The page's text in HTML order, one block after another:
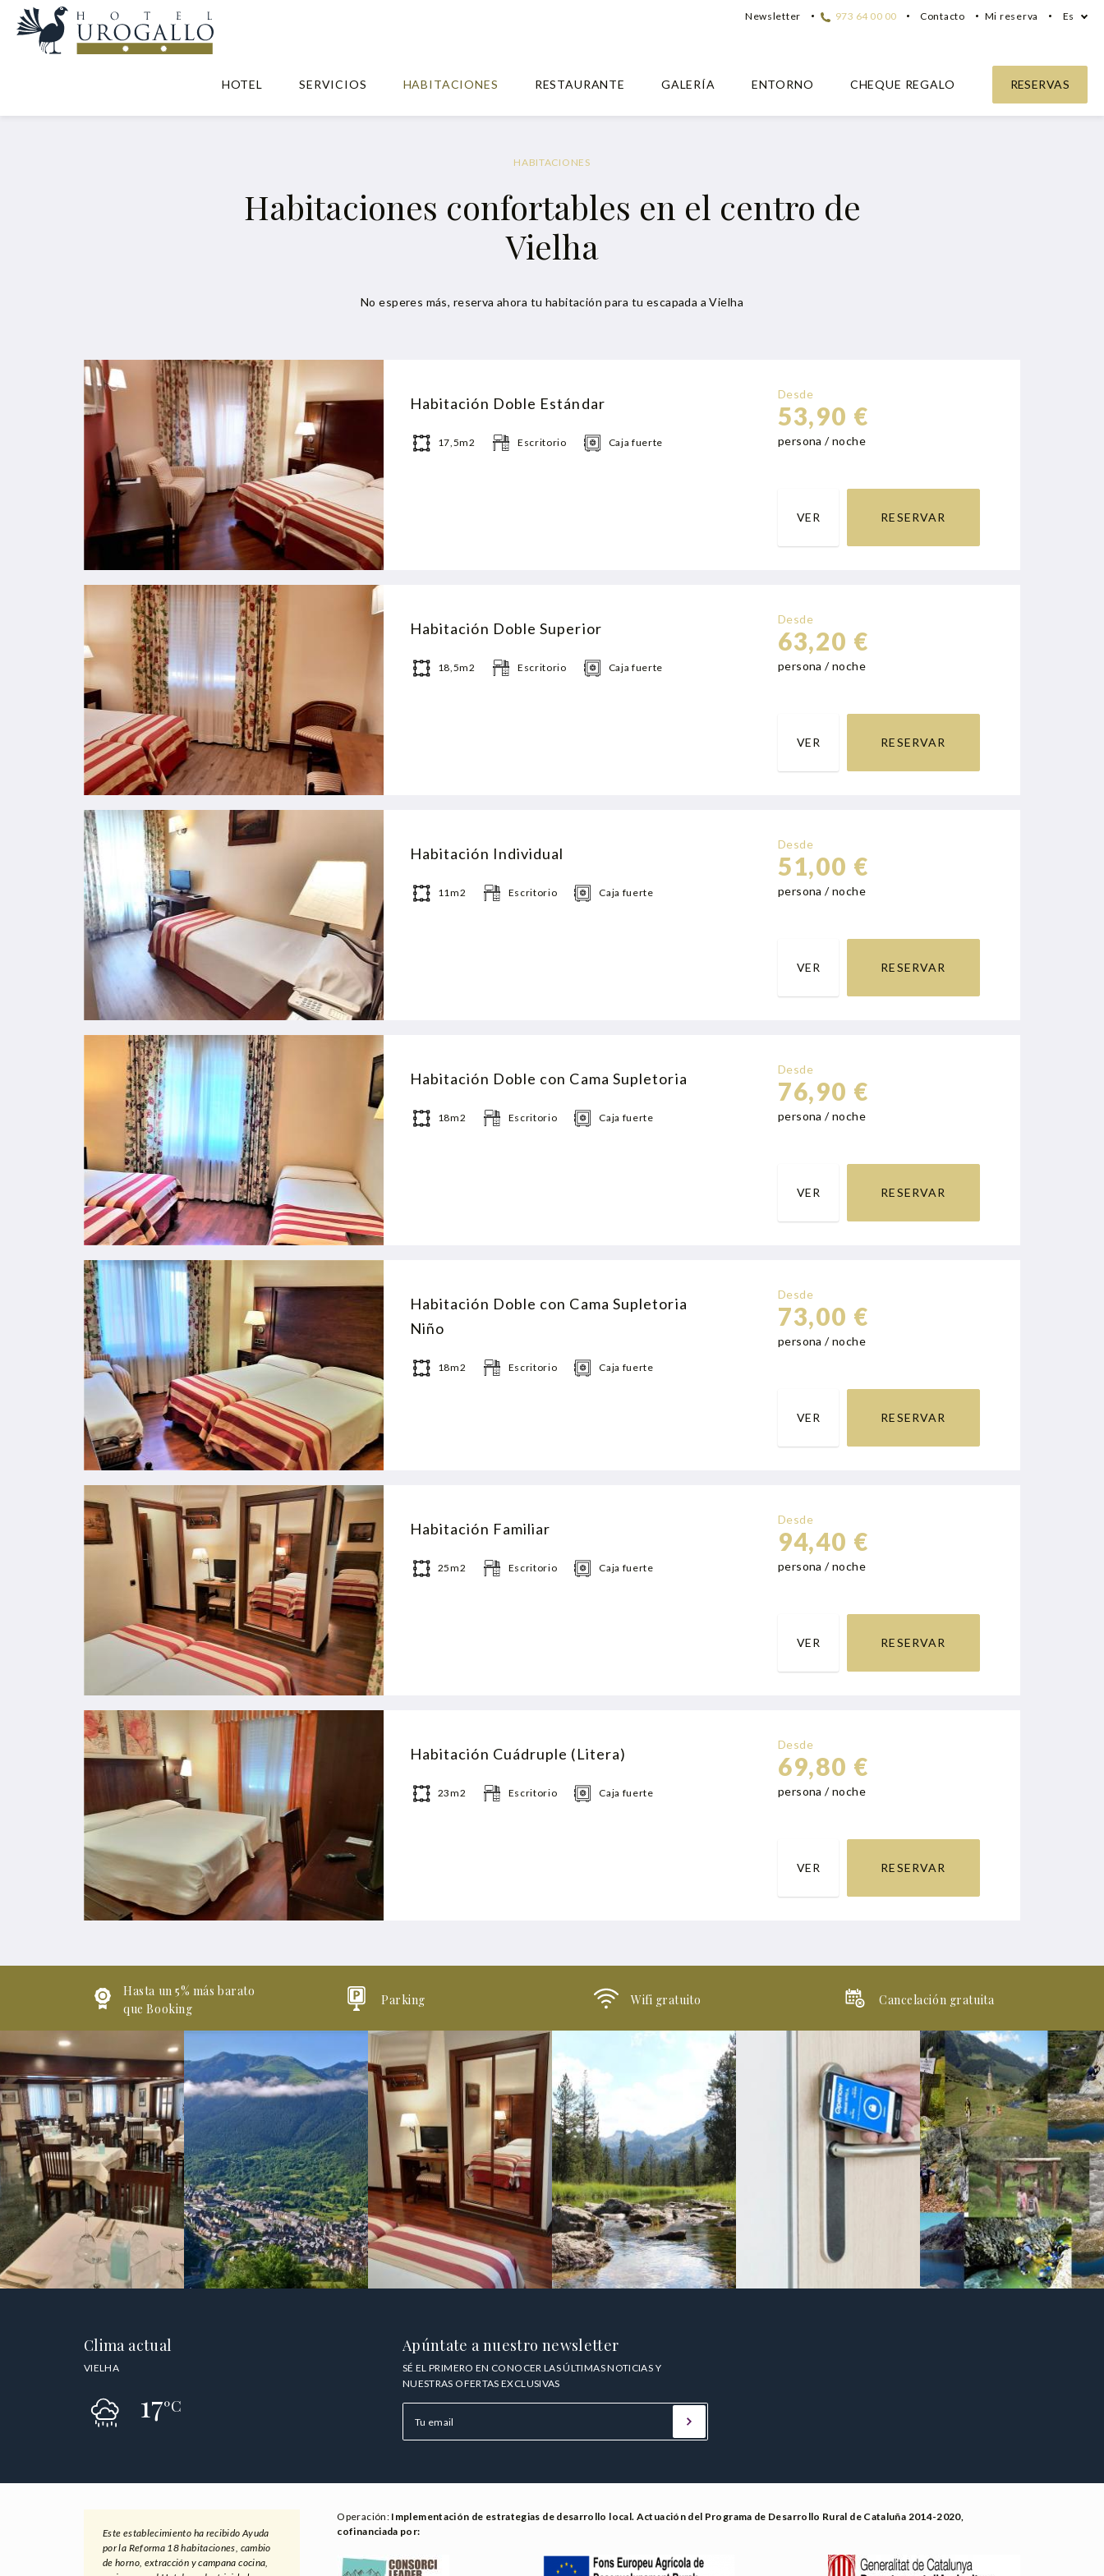
Newsletter 973 64 00 00 Contacto Mi reserva Es
HOTEL SERVICIOS HABITACIONES RESTAURANTE GALERÍA ENTORNO CHEQUE REGALO RESERVAS
HABITACIONES
Habitaciones confortables en el centro de
Vielha
No esperes más, reserva ahora tu habitación para tu escapada a Vielha
Habitación Doble Estándar
17,5m2 Escritorio Caja fuerte
Desde
53,90 €
persona / noche
VER RESERVAR
Habitación Doble Superior
18,5m2 Escritorio Caja fuerte
Desde
63,20 €
persona / noche
VER RESERVAR
Habitación Individual
11m2 Escritorio Caja fuerte
Desde
51,00 €
persona / noche
VER RESERVAR
Habitación Doble con Cama Supletoria
18m2 Escritorio Caja fuerte
Desde
76,90 €
persona / noche
VER RESERVAR
Habitación Doble con Cama Supletoria
Niño
18m2 Escritorio Caja fuerte
Desde
73,00 €
persona / noche
VER RESERVAR
Habitación Familiar
25m2 Escritorio Caja fuerte
Desde
94,40 €
persona / noche
VER RESERVAR
Habitación Cuádruple (Litera)
23m2 Escritorio Caja fuerte
Desde
69,80 €
persona / noche
VER RESERVAR
Hasta un 5% más barato
que Booking
Parking Wifi gratuito Cancelación gratuita
Clima actual
VIELHA
17ºC
Apúntate a nuestro newsletter
SÉ EL PRIMERO EN CONOCER LAS ÚLTIMAS NOTICIAS Y
NUESTRAS OFERTAS EXCLUSIVAS
Este establecimiento ha recibido Ayuda
por la Reforma 18 habitaciones, cambio
de horno, extracción y campana cocina,
Operación: Implementación de estrategias de desarrollo local. Actuación del Programa de Desarrollo Rural de Cataluña 2014-2020,
cofinanciada por: